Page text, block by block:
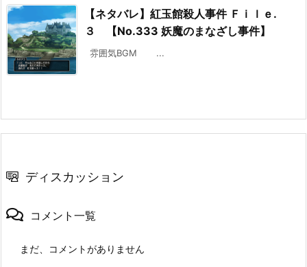
【ネタバレ】紅玉館殺人事件 Ｆｉｌｅ.
３ 【No.333 妖魔のまなざし事件】
雰囲気BGM ...
ディスカッション
コメント一覧
まだ、コメントがありません